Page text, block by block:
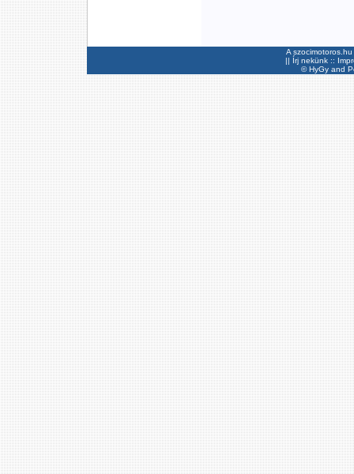
A
|| Írj nekünk ::
©HyGyand